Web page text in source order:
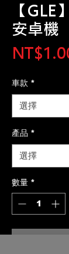
【
安卓機
車款 *
產品 *
數量 *